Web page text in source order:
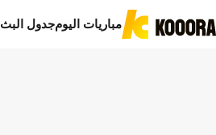
مباريات اليومجدول البث